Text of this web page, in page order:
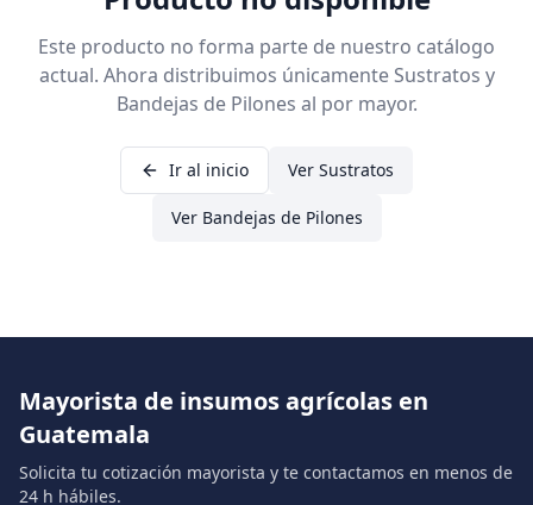
Este producto no forma parte de nuestro catálogo
actual. Ahora distribuimos únicamente Sustratos y
Bandejas de Pilones al por mayor.
Ir al inicio Ver Sustratos
Ver Bandejas de Pilones
Mayorista de insumos agrícolas en
Guatemala
Solicita tu cotización mayorista y te contactamos en menos de
24 h hábiles.